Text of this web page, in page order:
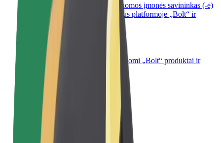
Registruotis kaip automobilių nuomos įmonės savininkas (-ė)
Užregistruokite savo automobilius platformoje „Bolt“ ir
padidinkite pajamas
„Bolt for Business“
Atskirų įmonių poreikiams pritaikomi „Bolt“ produktai ir
paslaugos